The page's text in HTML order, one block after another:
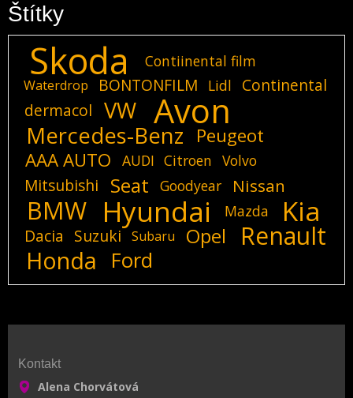
Štítky
Skoda Contiinental film
Waterdrop BONTONFILM Lidl
Continental
dermacol
VW Avon
Mercedes-Benz
Peugeot
AAA AUTO
AUDI Citroen Volvo
Mitsubishi Seat Goodyear Nissan
BMW Hyundai Mazda Kia
Dacia Suzuki Subaru Opel Renault
Honda Ford
Kontakt
Alena Chorvátová